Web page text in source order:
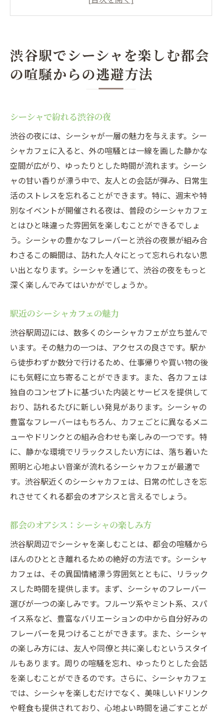
シーシャカフェでリラックスする方法
シーシャカフェで過ごす渋谷駅周辺のリラック
シーシャでくつろぐ夜の過ごし方
シーシャカフェでのんびり過ごすコツ
渋谷駅周辺のシーシャカフェの楽しみ方
シーシャカフェで心地よい時間を過ごす
渋谷駅で体験するシーシャ都会のストレス解消
法
シーシャの煙でストレスを解消する方法
渋谷駅のシーシャカフェでリラックス
都会の喧騒を忘れるシーシャ体験
渋谷駅周辺のシーシャスポットを巡る
シーシャでストレスを軽減する場
シーシャ愛好者必見渋谷駅の隠れ家的カフェ
渋谷の隠れ家的シーシャカフェとは
シーシャ愛好者が集う渋谷のカフェ
渋谷駅近くの知る人ぞ知るシーシャスポッ
ト
隠れ家シーシャカフェの魅力
シーシャカフェで過ごす渋谷のひと時
シーシャ愛好者のための渋谷のスポット
渋谷駅周辺のシーシャカフェで非日常を楽しむ
シーシャで感じる渋谷の日常からの離脱
フェ
渋谷駅で体験するシーシャの特別な時間
シーシャカフェで過ごす非凡なひと時
渋谷駅周辺のシーシャカフェの魅力
非日常を味わうシーシャの楽しみ方
シーシャでリフレッシュ渋谷駅周辺のおすすめ
スポット
渋谷駅近くのリフレッシュスポット
シーシャでリフレッシュする方法
渋谷駅周辺のシーシャカフェ巡り
シーシャで心身をリフレッシュ
渋谷駅のシーシャカフェで癒しの時間
渋谷駅でシーシャを楽しむ都会
の喧騒からの逃避方法
シーシャで紛れる渋谷の夜
渋谷の夜には、シーシャが一層の魅力を与えます。シー
シャカフェに入ると、外の喧騒とは一線を画した静かな
空間が広がり、ゆったりとした時間が流れます。シーシ
ャの甘い香りが漂う中で、友人との会話が弾み、日常生
活のストレスを忘れることができます。特に、週末や特
別なイベントが開催される夜は、普段のシーシャカフェ
とはひと味違った雰囲気を楽しむことができるでしょ
う。シーシャの豊かなフレーバーと渋谷の夜景が組み合
わさるこの瞬間は、訪れた人々にとって忘れられない思
い出となります。シーシャを通じて、渋谷の夜をもっと
深く楽しんでみてはいかがでしょうか。
駅近のシーシャカフェの魅力
渋谷駅周辺には、数多くのシーシャカフェが立ち並んで
います。その魅力の一つは、アクセスの良さです。駅か
ら徒歩わずか数分で行けるため、仕事帰りや買い物の後
にも気軽に立ち寄ることができます。また、各カフェは
独自のコンセプトに基づいた内装とサービスを提供して
おり、訪れるたびに新しい発見があります。シーシャの
豊富なフレーバーはもちろん、カフェごとに異なるメニ
ューやドリンクとの組み合わせも楽しみの一つです。特
に、静かな環境でリラックスしたい方には、落ち着いた
照明と心地よい音楽が流れるシーシャカフェが最適で
す。渋谷駅近くのシーシャカフェは、日常の忙しさを忘
れさせてくれる都会のオアシスと言えるでしょう。
都会のオアシス：シーシャの楽しみ方
渋谷駅周辺でシーシャを楽しむことは、都会の喧騒から
ほんのひととき離れるための絶好の方法です。シーシャ
カフェは、その異国情緒漂う雰囲気とともに、リラック
スした時間を提供します。まず、シーシャのフレーバー
選びが一つの楽しみです。フルーツ系やミント系、スパ
イス系など、豊富なバリエーションの中から自分好みの
フレーバーを見つけることができます。また、シーシャ
の楽しみ方には、友人や同僚と共に楽しむというスタイ
ルもあります。周りの喧騒を忘れ、ゆったりとした会話
を楽しむことができるのです。さらに、シーシャカフェ
では、シーシャを楽しむだけでなく、美味しいドリンク
や軽食も提供されており、心地よい時間を過ごすことが